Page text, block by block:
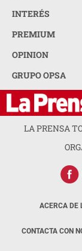
INTERÉS
PREMIUM
OPINION
GRUPO OPSA
LA PRENSA
ACERCA DE
CONTACTA CON